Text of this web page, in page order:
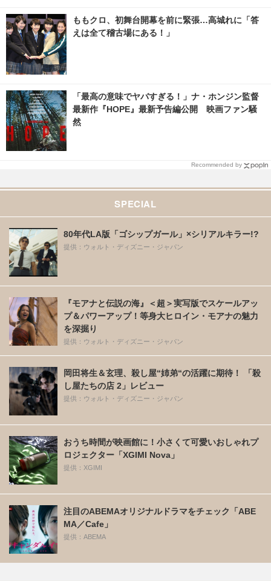
ももクロ、初舞台開幕を前に緊張…高城れに「答
えは全て稽古場にある！」
「最高の意味でヤバすぎる！」ナ・ホンジン監督
最新作『HOPE』最新予告編公開 映画ファン騒
然
Recommended by
SPECIAL
80年代LA版「ゴシップガール」×シリアルキラー!?
提供：ウォルト・ディズニー・ジャパン
『モアナと伝説の海』＜超＞実写版でスケールアッ
プ＆パワーアップ！等身大ヒロイン・モアナの魅力
を深掘り
提供：ウォルト・ディズニー・ジャパン
岡田将生＆玄理、殺し屋“姉弟“の活躍に期待！ 「殺
し屋たちの店 2」レビュー
提供：ウォルト・ディズニー・ジャパン
おうち時間が映画館に！小さくて可愛いおしゃれプ
ロジェクター「XGIMI Nova」
提供：XGIMI
注目のABEMAオリジナルドラマをチェック「ABE
MA／Cafe」
提供：ABEMA